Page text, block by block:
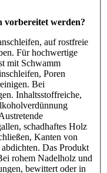
vorbereitet werden?
auf rostfreie
Für hochwertige
mit Schwamm
Poren
Bei
Inhaltsstoffreiche,
schadhaftes Holz
Kanten von
Das Produkt
rohem Nadelholz und
bewittert oder in